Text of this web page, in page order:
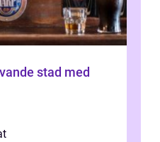
stad med